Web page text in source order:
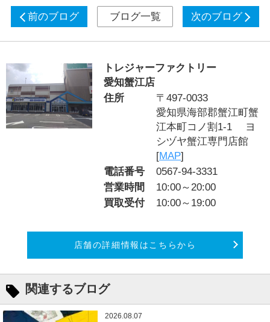
前のブログ ブログ一覧 次のブログ
トレジャーファクトリー
愛知蟹江店
住所
〒497-0033
愛知県海部郡蟹江町蟹
江本町コノ割1-1 ヨ
シヅヤ蟹江専門店館
[MAP]
電話番号
0567-94-3331
営業時間
10:00～20:00
買取受付
10:00～19:00
店舗の詳細情報はこちらから
関連するブログ
2026.08.07